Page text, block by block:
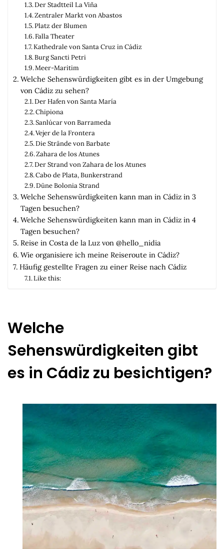
Der Stadtteil La Viña
Zentraler Markt von Abastos
Platz der Blumen
Falla Theater
Kathedrale von Santa Cruz in Cádiz
Burg Sancti Petri
Meer-Maritim
Welche Sehenswürdigkeiten gibt es in der Umgebung
von Cádiz zu sehen?
Der Hafen von Santa María
Chipiona
Sanlúcar von Barrameda
Vejer de la Frontera
Die Strände von Barbate
Zahara de los Atunes
Der Strand von Zahara de los Atunes
Cabo de Plata, Bunkerstrand
Düne Bolonia Strand
Welche Sehenswürdigkeiten kann man in Cádiz in 3
Tagen besuchen?
Welche Sehenswürdigkeiten kann man in Cádiz in 4
Tagen besuchen?
Reise in Costa de la Luz von @hello_nidia
Wie organisiere ich meine Reiseroute in Cádiz?
Häufig gestellte Fragen zu einer Reise nach Cádiz
Like this:
Welche
Sehenswürdigkeiten gibt
es in Cádiz zu besichtigen?